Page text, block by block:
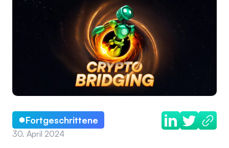
Fortgeschrittene
30. April 2024